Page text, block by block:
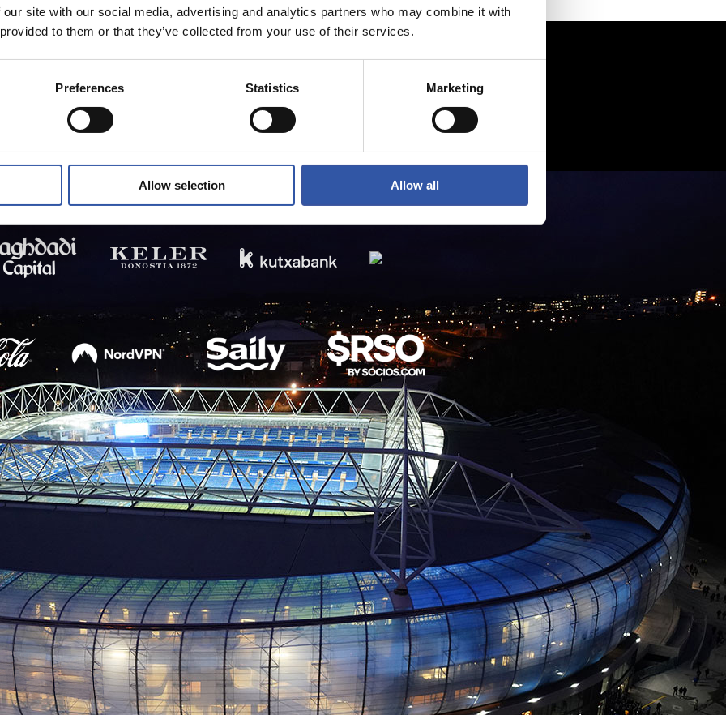
site with our social media, advertising and analytics partners who may combine it with
to them or that they’ve collected from your use of their services.
Preferences Statistics Marketing
Allow selection Allow all